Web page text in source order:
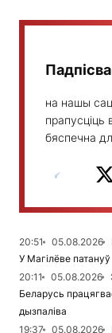
на нашы
прапусціць
бяспечна
20:51 05.08.2026
У Магілёве
20:11
05.08.2026
Беларусь
дызпаліва
19:37
05.08.2026